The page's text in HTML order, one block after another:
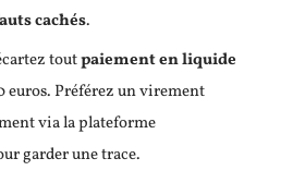
cachés.
toutpaiement en liquide
euros. Préférez un virement
via la plateforme
garder une trace.